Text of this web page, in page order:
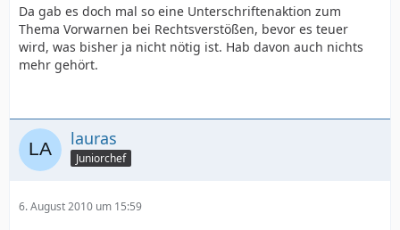
Da gab es doch mal so eine Unterschriftenaktion zum
Thema Vorwarnen bei Rechtsverstößen, bevor es teuer
wird, was bisher ja nicht nötig ist. Hab davon auch nichts
mehr gehört.
lauras
Juniorchef
6. August 2010 um 15:59